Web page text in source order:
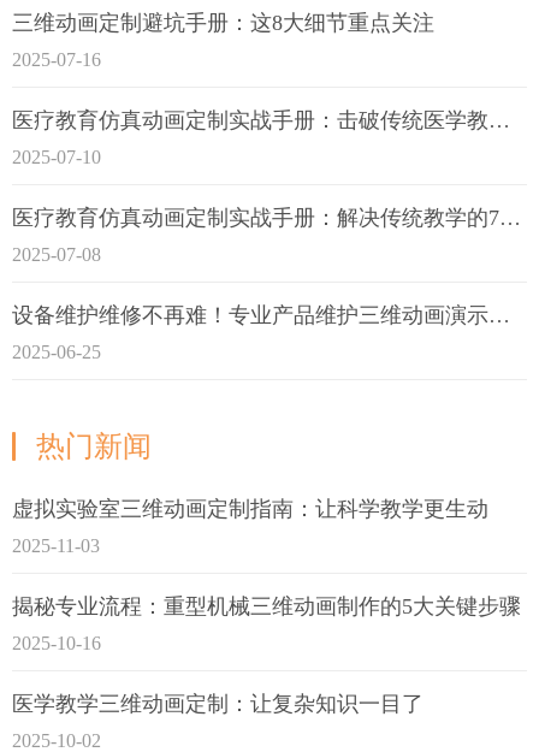
三维动画定制避坑手册：这8大细节重点关注
2025-07-16
医疗教育仿真动画定制实战手册：击破传统医学教育7大痛点
2025-07-10
医疗教育仿真动画定制实战手册：解决传统教学的7大痛点
2025-07-08
设备维护维修不再难！专业产品维护三维动画演示定制指南
2025-06-25
热门新闻
虚拟实验室三维动画定制指南：让科学教学更生动
2025-11-03
揭秘专业流程：重型机械三维动画制作的5大关键步骤
2025-10-16
医学教学三维动画定制：让复杂知识一目了
2025-10-02